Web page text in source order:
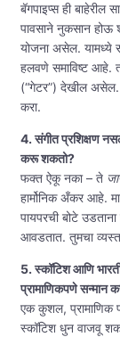
बॅगपाइप्स ही
पावसाने नुकसान होऊ
योजना असेल. यामध्ये
हलवणे समाविष्ट आहे.
(“गेटर”) देखील असेल.
करा.
4. संगीत प्रशिक्षण
करू शकतो?
फक्त ऐकू नका – ते
हार्मोनिक अँकर आहे.
पायपरची बोटे
आवडतात. तुमचा व्यस्त
5. स्कॉटिश आणि
प्रामाणिकपणे सन्मान
एक कुशल, प्रामाणिक
स्कॉटिश धुन वाजवू